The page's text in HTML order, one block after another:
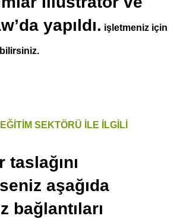
yapıldı. işletmeniz için
SEKTÖRÜ İLE İLGİLİ
taslağını
aşağıda
bağlantıları